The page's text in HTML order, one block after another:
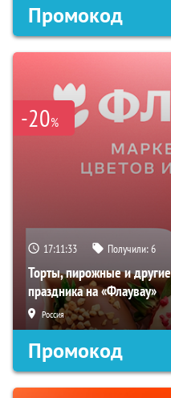
Промокод
-20%
17:11:32 Получили:6
Торты, пирожные и
праздника на «Флаувау»
Россия
Промокод